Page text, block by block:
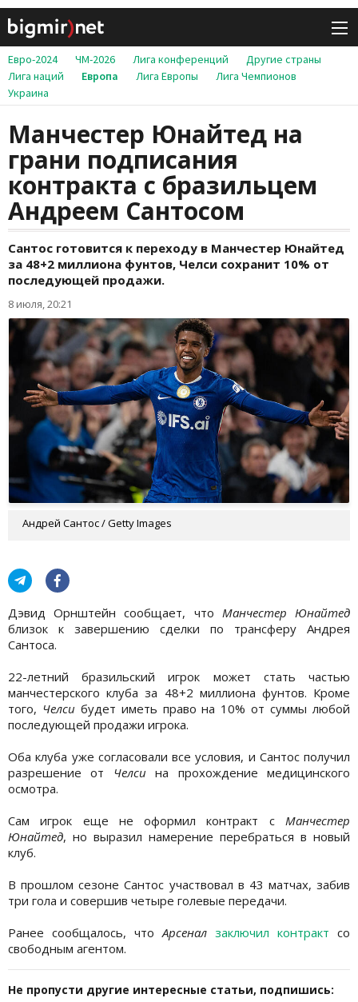
Евро-2024 ЧМ-2026 Лига конференций
Другие страны
Лига наций
Европа Лига Европы
Лига Чемпионов
Украина
Манчестер Юнайтед на
грани подписания
контракта с бразильцем
Андреем Сантосом
Сантос готовится к переходу в Манчестер Юнайтед
за 48+2 миллиона фунтов, Челси сохранит 10% от
последующей продажи.
8 июля, 20:21
Андрей Сантос / Getty Images
Дэвид Орнштейн сообщает, что Манчестер Юнайтед
близок к завершению сделки по трансферу Андрея
Сантоса.
22-летний бразильский игрок может стать частью
манчестерского клуба за 48+2 миллиона фунтов. Кроме
того, Челси будет иметь право на 10% от суммы любой
последующей продажи игрока.
Оба клуба уже согласовали все условия, и Сантос получил
разрешение от Челси на прохождение медицинского
осмотра.
Сам игрок еще не оформил контракт с Манчестер
Юнайтед, но выразил намерение перебраться в новый
клуб.
В прошлом сезоне Сантос участвовал в 43 матчах, забив
три гола и совершив четыре голевые передачи.
Ранее сообщалось, что Арсенал заключил контракт со
свободным агентом.
Не пропусти другие интересные статьи, подпишись: